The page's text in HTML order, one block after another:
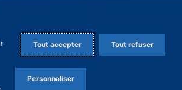
Tout accepter Tout refuser
Personnaliser